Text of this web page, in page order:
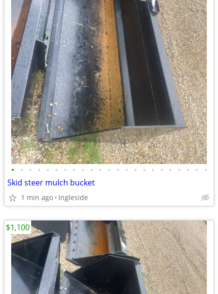
• • • • • • • • • • • • • • • • • • • • • • •
Skid steer mulch bucket
1 min ago Ingleside
$1,100